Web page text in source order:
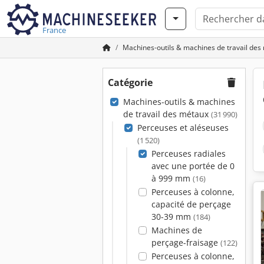
France
Machines-outils & machines de travail des
Catégorie
Machines-outils & machines
de travail des métaux (31 990)
Perceuses et aléseuses
(1 520)
Perceuses radiales
avec une portée de 0
à 999 mm (16)
Perceuses à colonne,
capacité de perçage
30-39 mm (184)
Machines de
perçage-fraisage (122)
Perceuses à colonne,